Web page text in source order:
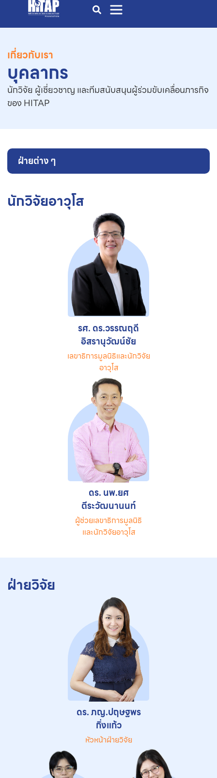
เกี่ยวกับเรา
บุคลากร
นักวิจัย ผู้เชี่ยวชาญ และทีมสนับสนุนผู้ร่วมขับเคลื่อนภารกิจ
ของ HITAP
ฝ่ายต่าง ๆ
นักวิจัยอาวุโส
รศ. ดร.วรรณฤดี
อิสรานุวัฒน์ชัย
เลขาธิการมูลนิธิและนักวิจัย
อาวุโส
ดร. นพ.ยศ
ตีระวัฒนานนท์
ผู้ช่วยเลขาธิการมูลนิธิ
และนักวิจัยอาวุโส
ฝ่ายวิจัย
ดร. ภญ.ปฤษฐพร
กิ่งแก้ว
หัวหน้าฝ่ายวิจัย